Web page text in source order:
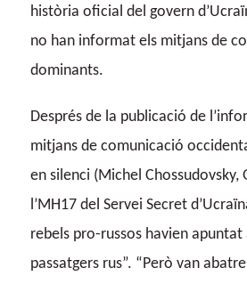
història oficial del govern
no han informat els mitjans de
dominants.
Després de la publicació de
mitjans de comunicació
en silenci (Michel
l’MH17 del Servei Secret
rebels pro-russos havien apuntat
passatgers rus”. “Però van